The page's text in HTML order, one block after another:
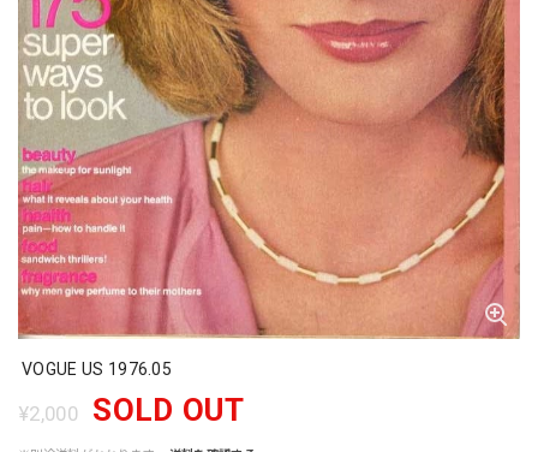
VOGUE US 1976.05
¥2,000 SOLD OUT